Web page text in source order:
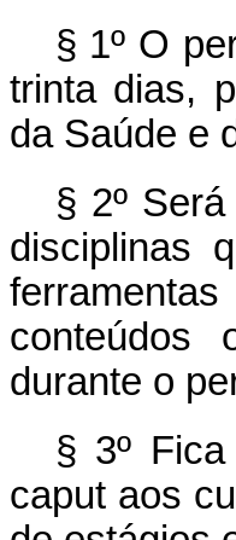
§ 1º O
trinta dias,
da Saúde e
§ 2º
disciplinas
conteúdos
durante o
§ 3º
caput aos